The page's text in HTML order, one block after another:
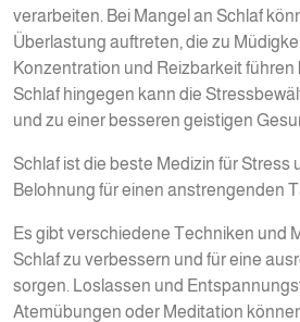
verarbeiten. Bei Mangel an Schlaf
Überlastung auftreten, die zu
Konzentration und Reizbarkeit
Schlaf hingegen kann die
und zu einer besseren geistigen
Schlaf ist die beste Medizin für Stress
Belohnung für einen anstrengenden
Es gibt verschiedene Techniken und
Schlaf zu verbessern und für eine
sorgen. Loslassen und
Atemübungen oder Meditation